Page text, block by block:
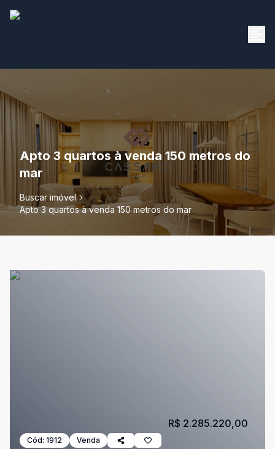
Apto 3 quartos à venda 150 metros do
mar
Buscar imóvel
Apto 3 quartos à venda 150 metros do mar
Cód: 1912 Venda
R$ 2.285.220,00